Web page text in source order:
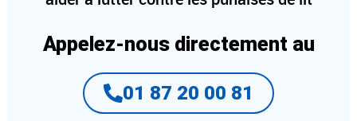
Appelez-nous directement au
01 87 20 00 81